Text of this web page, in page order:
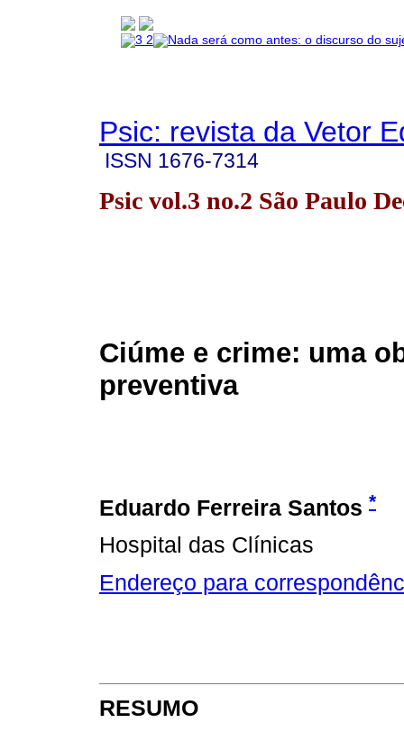
Psic: revista da Vetor
ISSN 1676-7314
Psic vol.3 no.2 São Paulo
Ciúme e crime: uma
preventiva
Eduardo Ferreira Santos *
Hospital das Clínicas
Endereço para
RESUMO